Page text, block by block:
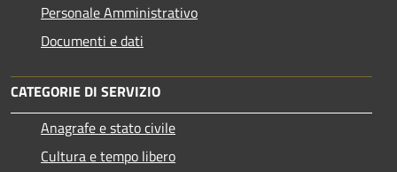
Personale Amministrativo
Documenti e dati
CATEGORIE DI SERVIZIO
Anagrafe e stato civile
Cultura e tempo libero